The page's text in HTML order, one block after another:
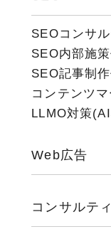
SEOコンサ
SEO内部施
SEO記事制
コンテンツ
LLMO対策
Web広告
コンサルテ